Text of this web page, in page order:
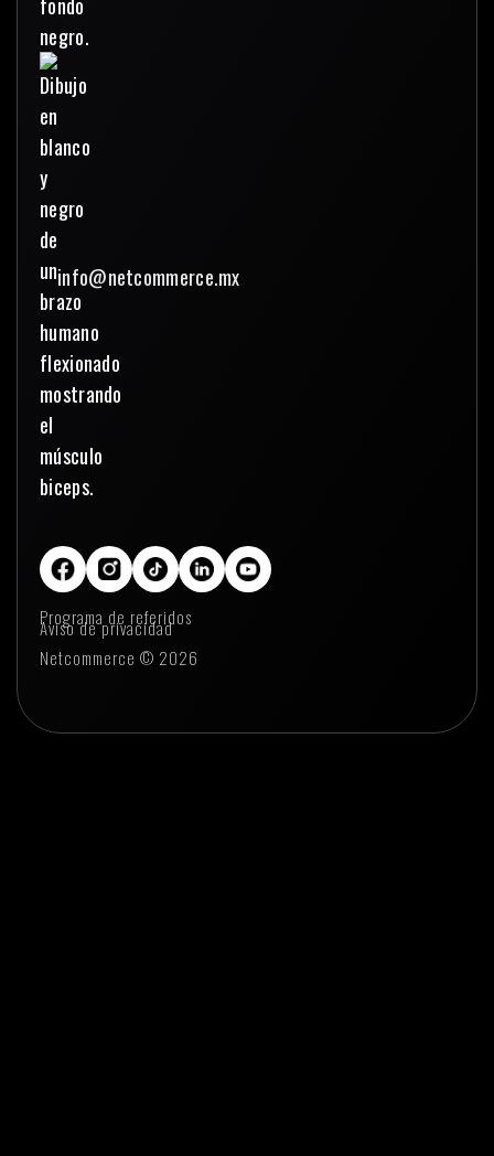
info@netcommerce.mx
Programa de referidos
Aviso de privacidad
Netcommerce © 2026